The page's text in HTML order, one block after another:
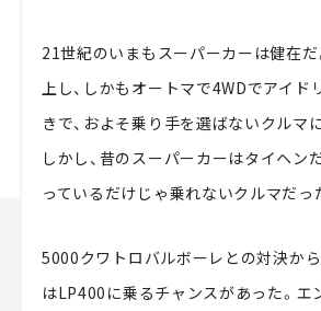
21世紀のいまもスーパーカーは健在だ
上し、しかもオートマで4WDでアイド
きで、およそ乗り手を選ばないクルマ
しかし、昔のスーパーカーはタイヘン
っているだけじゃ乗れないクルマだっ
5000クワトロバルボーレとの対決か
はLP400に乗るチャンスがあった。エ